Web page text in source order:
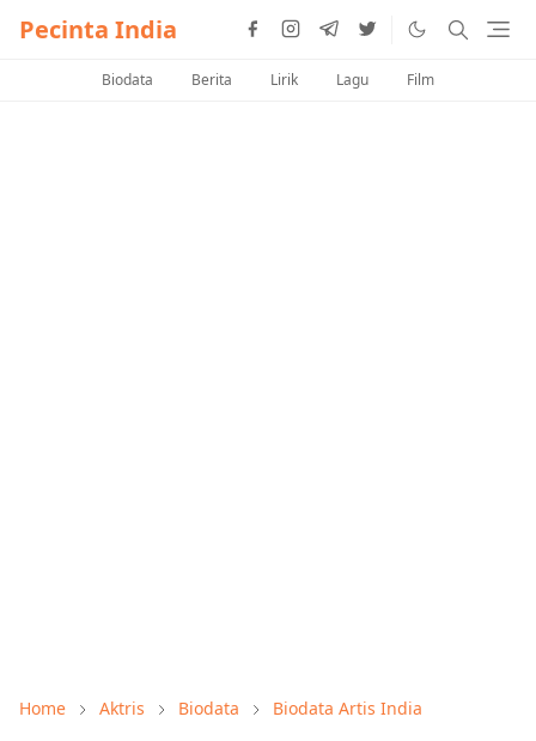
Pecinta India
Biodata Berita Lirik Lagu Film
Home Aktris Biodata Biodata Artis India